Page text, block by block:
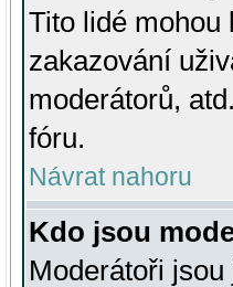
Tito lidé mohou
zakazování
moderátorů,
fóru.
Návrat nahoru
Kdo jsou
Moderátoři